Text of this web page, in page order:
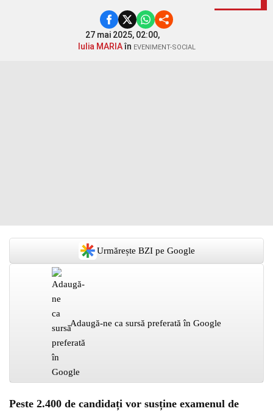
27 mai 2025, 02:00,
Iulia MARIAîn EVENIMENT-SOCIAL
Urmărește BZI pe Google
Adaugă-ne ca sursă preferată în Google
Peste 2.400 de candidați vor susține examenul de